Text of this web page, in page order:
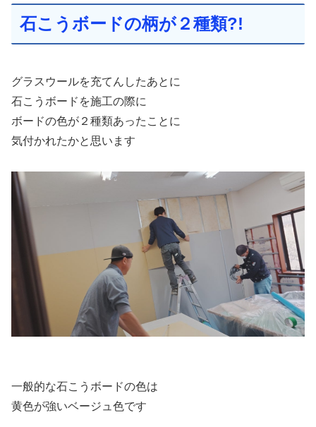
石こうボードの柄が２種類?!
グラスウールを充てんしたあとに
石こうボードを施工の際に
ボードの色が２種類あったことに
気付かれたかと思います
一般的な石こうボードの色は
黄色が強いベージュ色です